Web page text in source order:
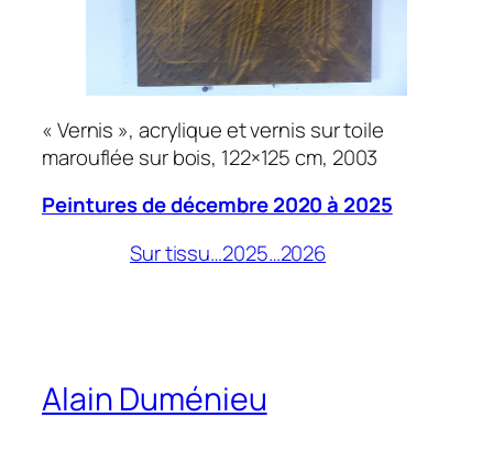
« Vernis », acrylique et vernis sur toile
marouflée sur bois, 122×125 cm, 2003
Peintures de décembre 2020 à 2025
Sur tissu…2025…2026
Alain Duménieu